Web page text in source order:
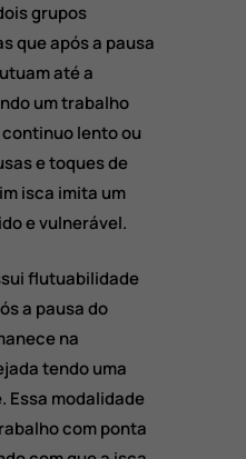
grupos
que após a pausa
até a
um trabalho
lento ou
e toques de
isca imita um
e vulnerável.
flutuabilidade
a pausa do
na
tendo uma
Essa modalidade
com ponta